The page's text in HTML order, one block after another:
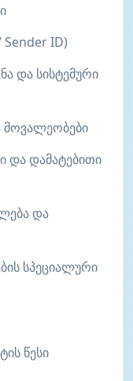
ID)
და სისტემური
მოვალეობები
და დამატებითი
და
სპეციალური
წესი